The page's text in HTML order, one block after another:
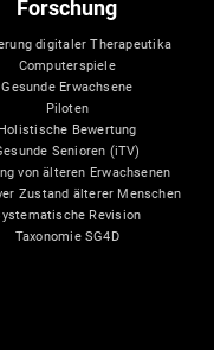
Forschung
digitaler Therapeutika
Computerspiele
Gesunde Erwachsene
Piloten
Holistische Bewertung
Senioren (iTV)
von älteren Erwachsenen
Zustand älterer Menschen
Revision
Taxonomie SG4D